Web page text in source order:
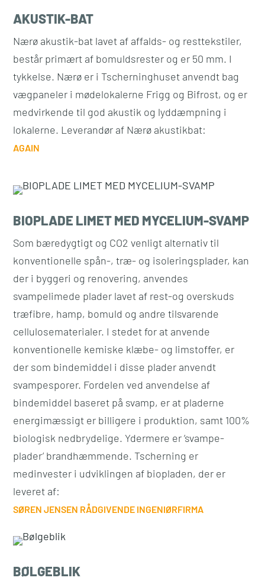
AKUSTIK-BAT
Nærø akustik-bat lavet af affalds- og resttekstiler,
består primært af bomuldsrester og er 50 mm. I
tykkelse. Nærø er i Tscherninghuset anvendt bag
vægpaneler i mødelokalerne Frigg og Bifrost, og er
medvirkende til god akustik og lyddæmpning i
lokalerne. Leverandør af Nærø akustikbat:
AGAIN
BIOPLADE LIMET MED MYCELIUM-SVAMP
Som bæredygtigt og CO2 venligt alternativ til
konventionelle spån-, træ- og isoleringsplader, kan
der i byggeri og renovering, anvendes
svampelimede plader lavet af rest-og overskuds
træfibre, hamp, bomuld og andre tilsvarende
cellulosematerialer. I stedet for at anvende
konventionelle kemiske klæbe- og limstoffer, er
der som bindemiddel i disse plader anvendt
svampesporer. Fordelen ved anvendelse af
bindemiddel baseret på svamp, er at pladerne
energimæssigt er billigere i produktion, samt 100%
biologisk nedbrydelige. Ydermere er ’svampe-
plader’ brandhæmmende. Tscherning er
medinvester i udviklingen af biopladen, der er
leveret af:
SØREN JENSEN RÅDGIVENDE INGENIØRFIRMA
BØLGEBLIK